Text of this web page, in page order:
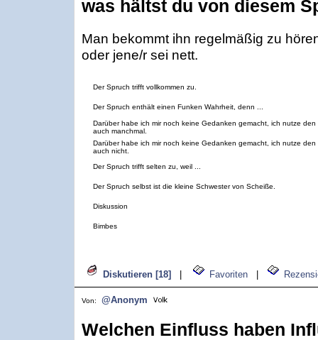
was hältst du von diesem
Man bekommt ihn regelmäßig zu
oder jene/r sei nett.
Der Spruch trifft vollkommen zu.
Der Spruch enthält einen Funken Wahrheit, denn ...
Darüber habe ich mir noch keine Gedanken gemacht, ich nutze den
auch manchmal.
Darüber habe ich mir noch keine Gedanken gemacht, ich nutze den
auch nicht.
Der Spruch trifft selten zu, weil ...
Der Spruch selbst ist die kleine Schwester von Scheiße.
Diskussion
Bimbes
Diskutieren [18] Favoriten
Von: @Anonym
Welchen Einfluss haben